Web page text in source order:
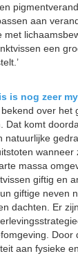
aan
een
is nog zeer
over
Dat komt
natuurlijke
massa
giftig en
giftige neven
dachten. Er
aan fysieke